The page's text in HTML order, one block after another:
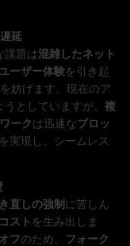
延
課題は混雑したネット
ーザー体験を引き起
を妨げます。現在のア
としていますが、 複
ークは迅速なブロッ
を実現し、シームレス
直しの強制 に苦しん
スト を生み出しま
フのため、 フォーク